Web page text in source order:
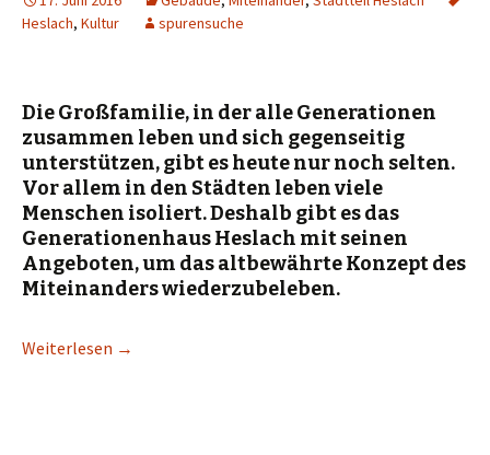
Heslach, Kultur spurensuche
Die Großfamilie, in der alle Generationen
zusammen leben und sich gegenseitig
unterstützen, gibt es heute nur noch selten.
Vor allem in den Städten leben viele
Menschen isoliert. Deshalb gibt es das
Generationenhaus Heslach mit seinen
Angeboten, um das altbewährte Konzept des
Miteinanders wiederzubeleben.
Weiterlesen →